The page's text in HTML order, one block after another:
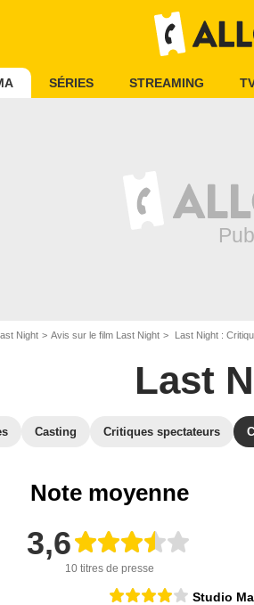
SÉRIES STREAMING
Night Avis sur le film Last Night Last Night :
Last
Casting Critiques spectateurs
Note moyenne
3,6
10 titres de presse
Studio